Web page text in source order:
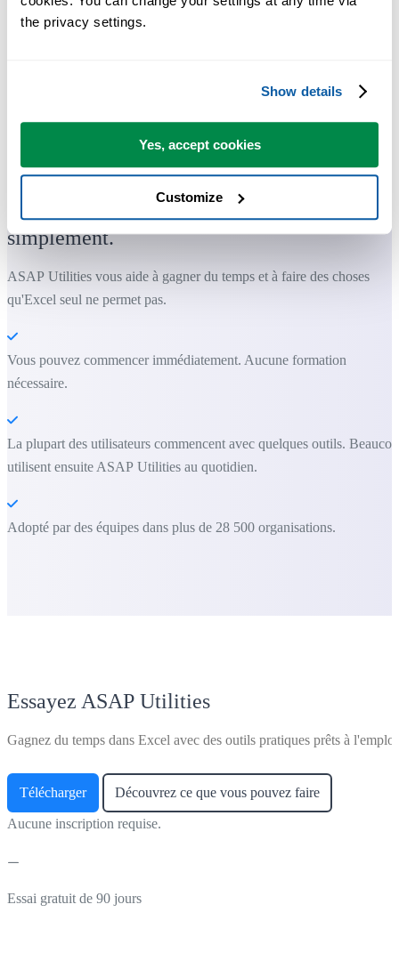
the privacy settings.
Show details
Yes, accept cookies
Customize
Des outils pratiques que beaucoup d'utilisateurs d'Excel aimeraient
avoir directement dans Excel.
Gagnez du temps dans Excel. Tout
simplement.
ASAP Utilities vous aide à gagner du temps et à faire des choses
qu'Excel seul ne permet pas.
Vous pouvez commencer immédiatement. Aucune formation
nécessaire.
La plupart des utilisateurs commencent avec quelques outils.
utilisent ensuite ASAP Utilities au quotidien.
Adopté par des équipes dans plus de 28 500 organisations.
Essayez ASAP Utilities
Gagnez du temps dans Excel avec des outils pratiques prêts à
Télécharger Découvrez ce que vous pouvez faire
Aucune inscription requise.
Essai gratuit de 90 jours